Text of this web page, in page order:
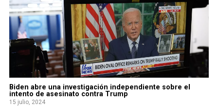
Biden abre una investigación independiente sobre el
intento de asesinato contra Trump
15 julio, 2024